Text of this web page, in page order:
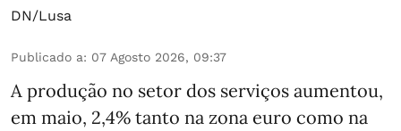
DN/Lusa
Publicado a: 07 Agosto 2026, 09:37
A produção no setor dos serviços aumentou,
em maio, 2,4% tanto na zona euro como na